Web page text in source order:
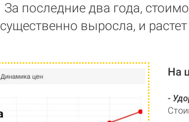
За последние два года,
существенно выросла, и
На
-